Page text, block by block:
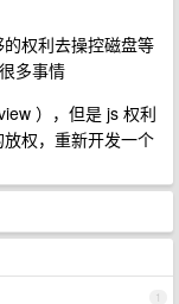
权利去操控磁盘等
多事情
），但是 js 权利
权，重新开发一个
1